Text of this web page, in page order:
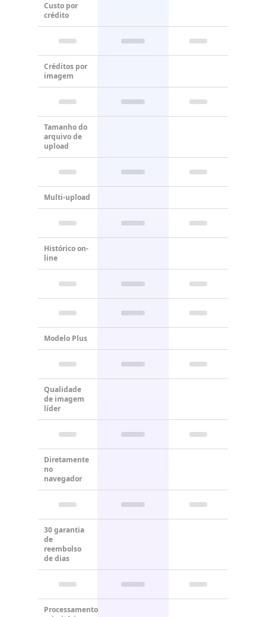
Custo por
crédito
Créditos por
imagem
Tamanho do
arquivo de
upload
Multi-upload
Histórico on-
line
Modelo Plus
Qualidade
de imagem
líder
Diretamente
no
navegador
30 garantia
de
reembolso
de dias
Processamento